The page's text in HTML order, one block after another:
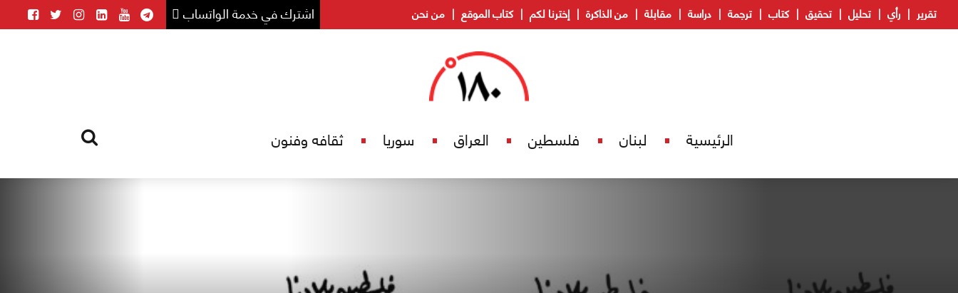
اشترك في خدمة الواتساب تقرير رأي تحليل تحقيق كتاب ترجمة دراسة مقابلة من الذاكرة إخترنا لكم كتاب الموقع من نحن
الرئيسية لبنان فلسطين العراق سوريا ثقافه وفنون